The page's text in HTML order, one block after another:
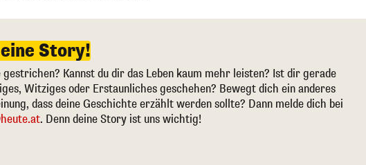
Story!
Kannst du dir das Leben kaum mehr leisten? Ist dir gerade
Witziges oder Erstaunliches geschehen? Bewegt dich ein anderes
dass deine Geschichte erzählt werden sollte? Dann melde dich bei
. Denn deine Story ist uns wichtig!